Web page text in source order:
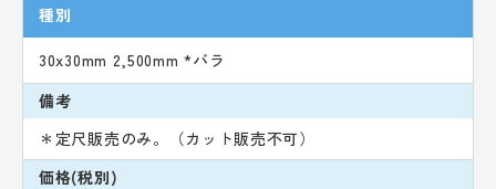
種別
30x30mm 2,500mm *バラ
備考
＊定尺販売のみ。（カット販売不可）
価格(税別)